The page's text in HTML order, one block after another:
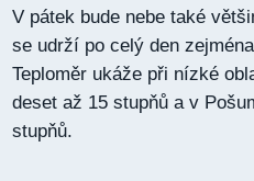
V pátek bude nebe také
se udrží po celý den
Teploměr ukáže při nízké
deset až 15 stupňů a v
stupňů.